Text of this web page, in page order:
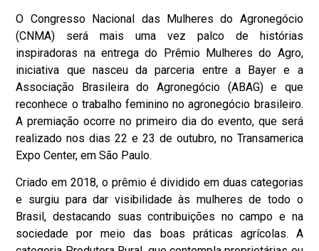
O Congresso Nacional das Mulheres do Agronegócio
(CNMA) será mais uma vez palco de histórias
inspiradoras na entrega do Prêmio Mulheres do Agro,
iniciativa que nasceu da parceria entre a Bayer e a
Associação Brasileira do Agronegócio (ABAG) e que
reconhece o trabalho feminino no agronegócio brasileiro.
A premiação ocorre no primeiro dia do evento, que será
realizado nos dias 22 e 23 de outubro, no Transamerica
Expo Center, em São Paulo.
Criado em 2018, o prêmio é dividido em duas categorias
e surgiu para dar visibilidade às mulheres de todo o
Brasil, destacando suas contribuições no campo e na
sociedade por meio das boas práticas agrícolas. A